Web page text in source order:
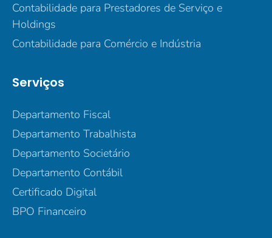
Contabilidade para Prestadores de Serviço e
Holdings
Contabilidade para Comércio e Indústria
Serviços
Departamento Fiscal
Departamento Trabalhista
Departamento Societário
Departamento Contábil
Certificado Digital
BPO Financeiro